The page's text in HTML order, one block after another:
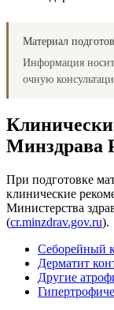
Материал
Информация носит
очную
Минздрава
При подготовке
клинические
Министерства
(cr.minzdrav.gov.ru).
Себорейный
Дерматит
Другие